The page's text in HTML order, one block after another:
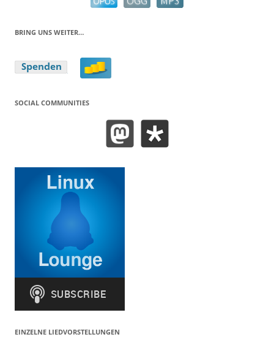
BRING UNS WEITER…
SOCIAL COMMUNITIES
EINZELNE LIEDVORSTELLUNGEN